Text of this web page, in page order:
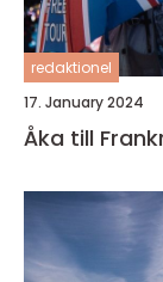
redaktionel
17. January 2024
Åka till